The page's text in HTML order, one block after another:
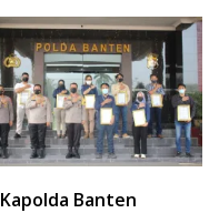
Kapolda Banten